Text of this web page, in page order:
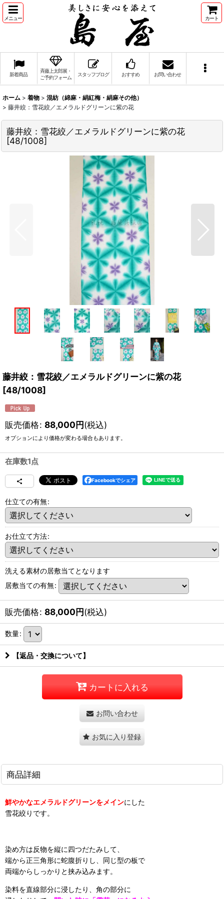
メニュー カート
新着商品
斉藤上太郎展・
ご予約フォーム
スタッフブログ おすすめ お問い合わせ
ホーム > 着物 > 混紡（綿麻・絹紅梅・絹麻その他）
> 藤井絞：雪花絞／エメラルドグリーンに紫の花
藤井絞：雪花絞／エメラルドグリーンに紫の花
[48/1008]
藤井絞：雪花絞／エメラルドグリーンに紫の花
[48/1008]
販売価格: 88,000円(税込)
オプションにより価格が変わる場合もあります。
在庫数1点
Facebookでシェア
仕立ての有無:
お仕立て方法:
洗える素材の居敷当てとなります
居敷当ての有無:
販売価格: 88,000円(税込)
数量:
【返品・交換について】
カートに入れる
お問い合わせ
お気に入り登録
商品詳細
鮮やかなエメラルドグリーンをメインにした
雪花絞りです。
染め方は反物を縦に四つだたみして、
端から正三角形に蛇腹折りし、同じ型の板で
両端からしっかりと挟み込みます。
染料を直線部分に浸したり、角の部分に